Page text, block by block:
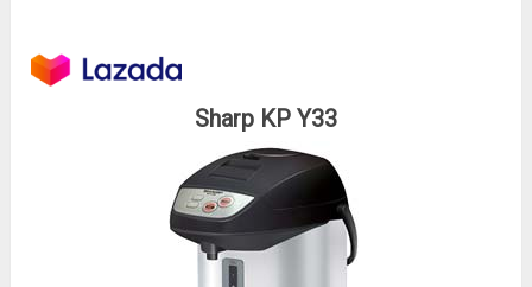
Sharp KP Y33